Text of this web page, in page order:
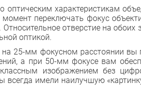
оптическим характеристикам
переключать фокус
отверстие на обоих
оптикой.
25-мм фокусном расстоянии вы
а при 50-мм фокусе вам
изображением без
всегда имели наилучшую